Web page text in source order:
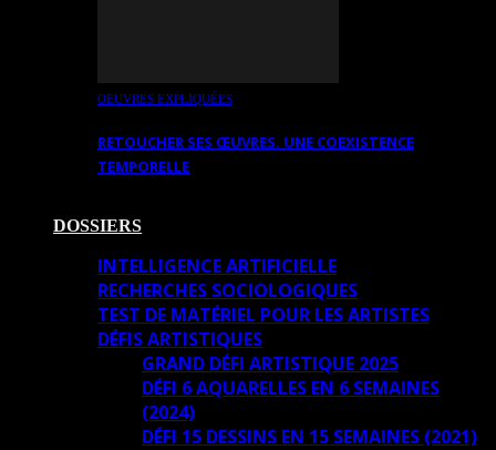
OEUVRES EXPLIQUÉES
RETOUCHER SES ŒUVRES. UNE COEXISTENCE
TEMPORELLE
DOSSIERS
INTELLIGENCE ARTIFICIELLE
RECHERCHES SOCIOLOGIQUES
TEST DE MATÉRIEL POUR LES ARTISTES
DÉFIS ARTISTIQUES
GRAND DÉFI ARTISTIQUE 2025
DÉFI 6 AQUARELLES EN 6 SEMAINES
(2024)
DÉFI 15 DESSINS EN 15 SEMAINES (2021)